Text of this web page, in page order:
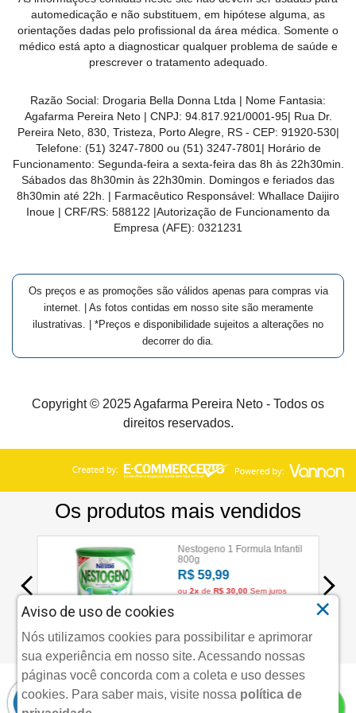
MAIS
PRÓXIMA
DO
CLIENTE
automedicação e não substituem, em hipótese alguma, as
orientações dadas pelo profissional da área médica. Somente o
médico está apto a diagnosticar qualquer problema de saúde e
prescrever o tratamento adequado.
Razão Social: Drogaria Bella Donna Ltda | Nome Fantasia:
Agafarma Pereira Neto | CNPJ: 94.817.921/0001-95| Rua Dr.
Pereira Neto, 830, Tristeza, Porto Alegre, RS - CEP: 91920-530|
Telefone: (51) 3247-7800 ou (51) 3247-7801 | Horário de
Funcionamento: Segunda-feira a sexta-feira das 8h às 22h30min.
Sábados das 8h30min às 22h30min. Domingos e feriados das
8h30min até 22h. | Farmacêutico Responsável: Whallace Daijiro
Inoue | CRF/RS: 588122 |Autorização de Funcionamento da
Empresa (AFE): 0321231
Os preços e as promoções são válidos apenas para compras via
internet. | As fotos contidas em nosso site são meramente
ilustrativas. | *Preços e disponibilidade sujeitos a alterações no
decorrer do dia.
Copyright © 2025 Agafarma Pereira Neto - Todos os
direitos reservados.
Aviso de uso de cookies
Nós utilizamos cookies para possibilitar e aprimorar
sua experiência em nosso site. Acessando nossas
páginas você concorda com a coleta e uso desses
cookies. Para saber mais, visite nossa política de
×